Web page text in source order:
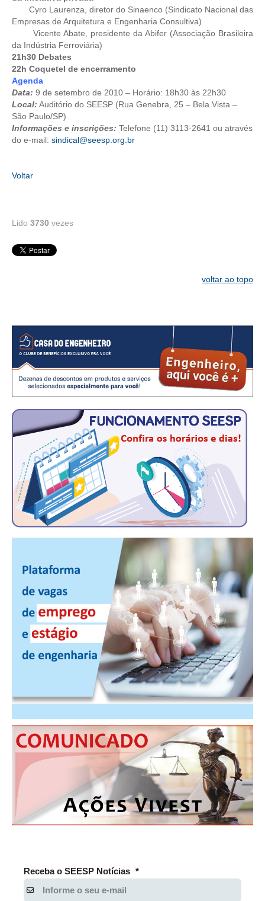
CONTATO
CURSOS
ENGENHEIRO EMPREENDEDOR
SEESP EDUCAÇÃO
PLATAFORMAS GRATUITAS
BENEFÍCIOS
PALAVRA DO MURILO
NOTÍCIAS
CONTEÚDO ESPECIAL
JORNAL DO ENGENHEIRO
AGENDA
SEESP NOTÍCIAS
NOTÍCIAS NO WHATSAPP
FOTOS
RELEASES
CONTATO
CADASTRO
ATUALIZAÇÃO CADASTRAL
NÚCLEO JOVEM
Cyro Laurenza, diretor do Sinaenco (Sindicato Nacional das
Empresas de Arquitetura e Engenharia Consultiva)
Vicente Abate, presidente da Abifer (Associação Brasileira
da Indústria Ferroviária)
21h30 Debates
22h Coquetel de encerramento
Agenda
Data: 9 de setembro de 2010 – Horário: 18h30 às 22h30
Local: Auditório do SEESP (Rua Genebra, 25 – Bela Vista –
São Paulo/SP)
Informações e inscrições: Telefone (11) 3113-2641 ou através
do e-mail: sindical@seesp.org.br
Voltar
Lido 3730 vezes
voltar ao topo
Receba o SEESP Notícias *